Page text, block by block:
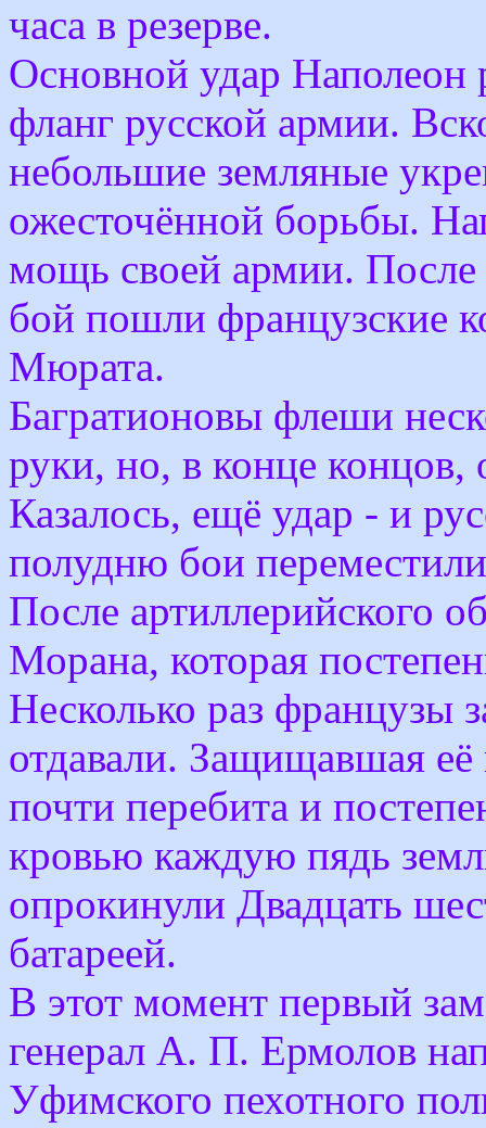
часа в резерве.
Основной удар Наполеон
фланг русской армии.
небольшие земляные
ожесточённой борьбы.
мощь своей армии. После
бой пошли французские
Мюрата.
Багратионовы флеши
руки, но, в конце концов,
Казалось, ещё удар - и
полудню бои
После артиллерийского
Морана, которая
Несколько раз французы
отдавали. Защищавшая её
почти перебита и
кровью каждую пядь
опрокинули Двадцать
батареей.
В этот момент первый
генерал А. П. Ермолов
Уфимского пехотного